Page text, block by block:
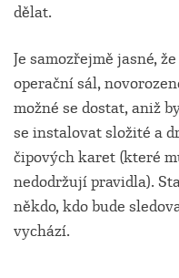
dělat.
Je samozřejmě jasné,
operační sál,
možné se dostat, aniž
se instalovat složité a
čipových karet (které
nedodržují pravidla).
někdo, kdo bude
vychází.